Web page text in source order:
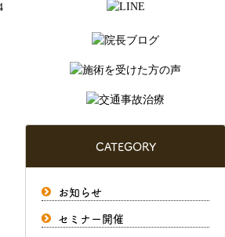
CATEGORY
お知らせ
セミナー開催